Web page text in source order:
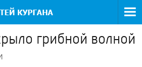
грибной волной